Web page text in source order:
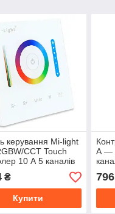
керування Mi-light
CCT Touch
10 А 5 каналів
3)
₴
Купити
А —
796